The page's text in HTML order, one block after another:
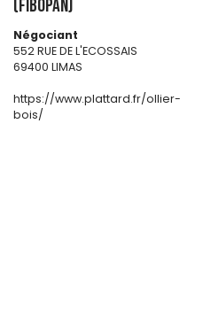
(FIBOPAN)
Négociant
552 RUE DE L'ECOSSAIS
69400 LIMAS
https://www.plattard.fr/ollier-
bois/